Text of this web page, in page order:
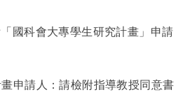
國科會大專學生研究計畫」申請
申請人：請檢附指導教授同意書